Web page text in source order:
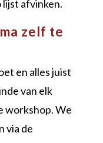
lijst afvinken.
zelf te
en alles juist
van elk
workshop. We
via de